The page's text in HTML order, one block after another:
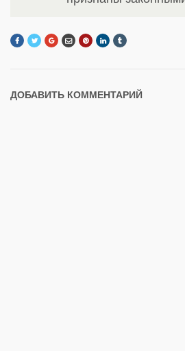
ДОБАВИТЬ КОММЕНТАРИЙ